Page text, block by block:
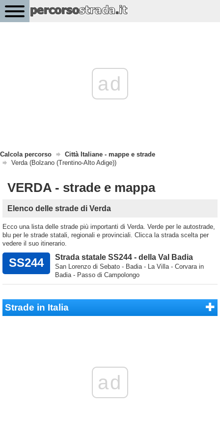
ad
Calcola percorso
Città Italiane - mappe e strade
Verda (Bolzano (Trentino-Alto Adige))
VERDA - strade e mappa
Elenco delle strade di Verda
Ecco una lista delle strade più importanti di Verda. Verde per le autostrade,
blu per le strade statali, regionali e provinciali. Clicca la strada scelta per
vedere il suo itinerario.
SS244 Strada statale SS244 - della Val Badia
San Lorenzo di Sebato - Badia - La Villa - Corvara in
Badia - Passo di Campolongo
Strade in Italia
ad